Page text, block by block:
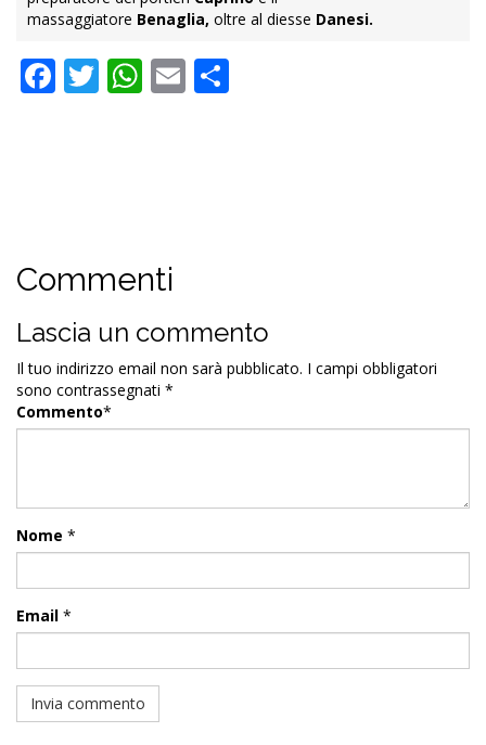
massaggiatore Benaglia, oltre al diesse Danesi.
Facebook
Twitter
WhatsApp
Email
Commenti
Lascia un commento
Il tuo indirizzo email non sarà pubblicato. I campi obbligatori
sono contrassegnati *
Commento*
Nome *
Email *